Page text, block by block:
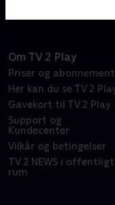
Om TV 2 Play
Priser og abonnement
Her kan du se TV 2
Gavekort til TV 2 Play
Support og
Kundecenter
Vilkår og betingelser
TV 2 NEWS i offentligt
rum